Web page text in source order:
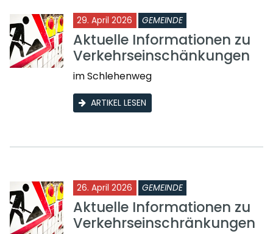
29. April 2026 GEMEINDE
Aktuelle Informationen zu
Verkehrseinschänkungen
im Schlehenweg
ARTIKEL LESEN
26. April 2026 GEMEINDE
Aktuelle Informationen zu
Verkehrseinschränkungen